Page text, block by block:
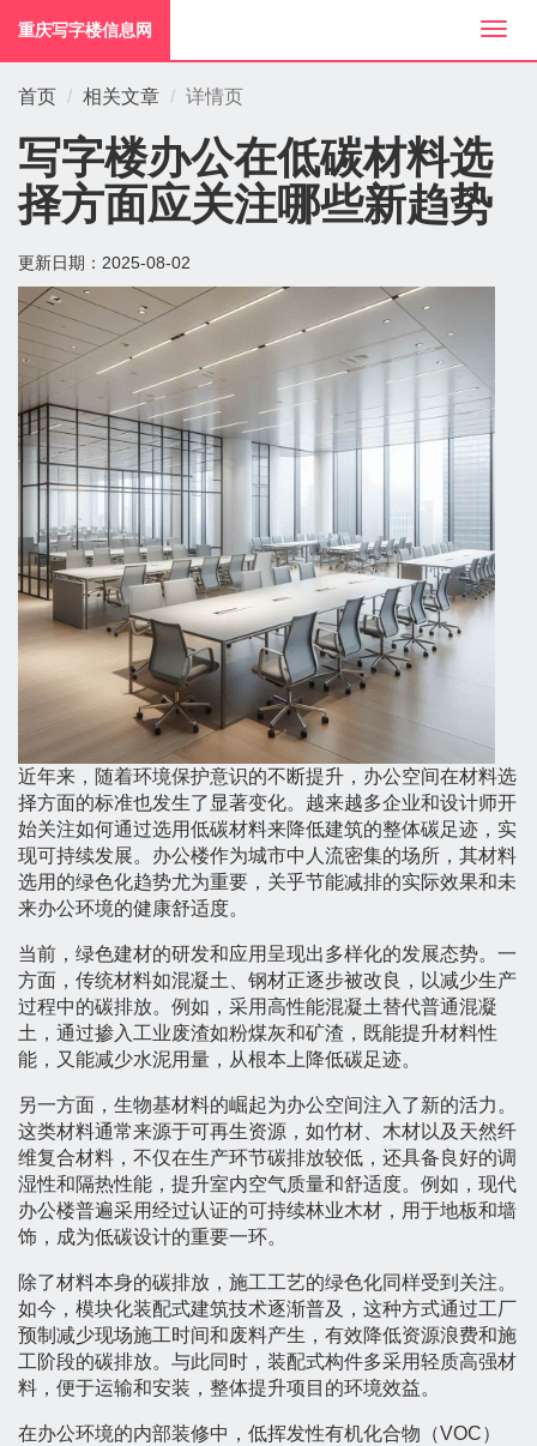
切
换
重庆写字楼信息网
首页 相关文章 详情页
写字楼办公在低碳材料选
择方面应关注哪些新趋势
更新日期： 2025-08-02
近年来，随着环境保护意识的不断提升，办公空间在材料选
择方面的标准也发生了显著变化。越来越多企业和设计师开
始关注如何通过选用低碳材料来降低建筑的整体碳足迹，实
现可持续发展。办公楼作为城市中人流密集的场所，其材料
选用的绿色化趋势尤为重要，关乎节能减排的实际效果和未
来办公环境的健康舒适度。
当前，绿色建材的研发和应用呈现出多样化的发展态势。一
方面，传统材料如混凝土、钢材正逐步被改良，以减少生产
过程中的碳排放。例如，采用高性能混凝土替代普通混凝
土，通过掺入工业废渣如粉煤灰和矿渣，既能提升材料性
能，又能减少水泥用量，从根本上降低碳足迹。
另一方面，生物基材料的崛起为办公空间注入了新的活力。
这类材料通常来源于可再生资源，如竹材、木材以及天然纤
维复合材料，不仅在生产环节碳排放较低，还具备良好的调
湿性和隔热性能，提升室内空气质量和舒适度。例如，现代
办公楼普遍采用经过认证的可持续林业木材，用于地板和墙
饰，成为低碳设计的重要一环。
除了材料本身的碳排放，施工工艺的绿色化同样受到关注。
如今，模块化装配式建筑技术逐渐普及，这种方式通过工厂
预制减少现场施工时间和废料产生，有效降低资源浪费和施
工阶段的碳排放。与此同时，装配式构件多采用轻质高强材
料，便于运输和安装，整体提升项目的环境效益。
在办公环境的内部装修中，低挥发性有机化合物（VOC）